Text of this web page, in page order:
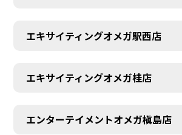
エキサイティングオメガ駅西店
エキサイティングオメガ桂店
エンターテイメントオメガ槇島店